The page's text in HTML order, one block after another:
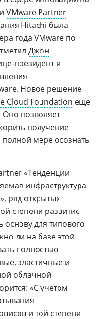
VMware Partner
Hitachi была
года VMware по
Джон
президент и
Новое решение
Cloud Foundation еще
Оно позволяет
получение
мере осознать
«Тенденции
инфраструктура
ряд открытых
степени развитие
основу для типового
ли на базе этой
полностью
, эластичные и
облачной
«С учетом
и той степени